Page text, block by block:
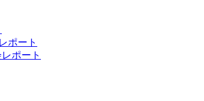
ポート
ポート